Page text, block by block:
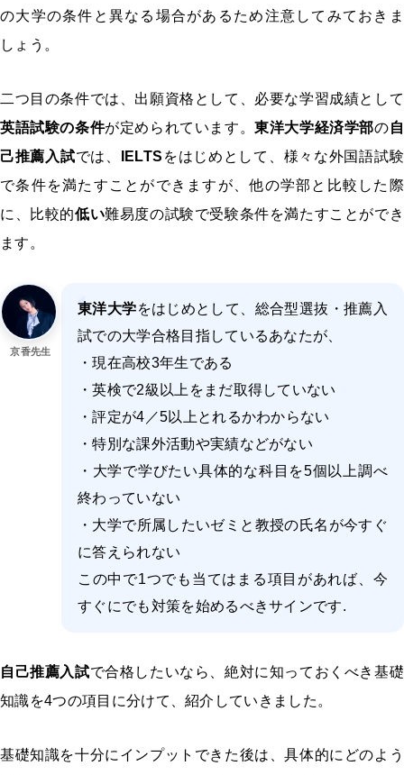
の大学の条件と異なる場合があるため注意してみておきま
しょう。
二つ目の条件では、出願資格として、必要な学習成績として
英語試験の条件が定められています。東洋大学経済学部の自
己推薦入試では、 IELTS をはじめとして、様々な外国語試験
で条件を満たすことができますが、他の学部と比較した際
に、比較的低い難易度の試験で受験条件を満たすことができ
ます。
京香先生
東洋大学をはじめとして、総合型選抜・推薦入
試での大学合格目指しているあなたが、
・現在高校3年生である
・英検で2級以上をまだ取得していない
・評定が4／5以上とれるかわからない
・特別な課外活動や実績などがない
・大学で学びたい具体的な科目を5個以上調べ
終わっていない
・大学で所属したいゼミと教授の氏名が今すぐ
に答えられない
この中で1つでも当てはまる項目があれば、今
すぐにでも対策を始めるべきサインです.
自己推薦入試で合格したいなら、絶対に知っておくべき基礎
知識を4つの項目に分けて、紹介していきました。
基礎知識を十分にインプットできた後は、具体的にどのよう